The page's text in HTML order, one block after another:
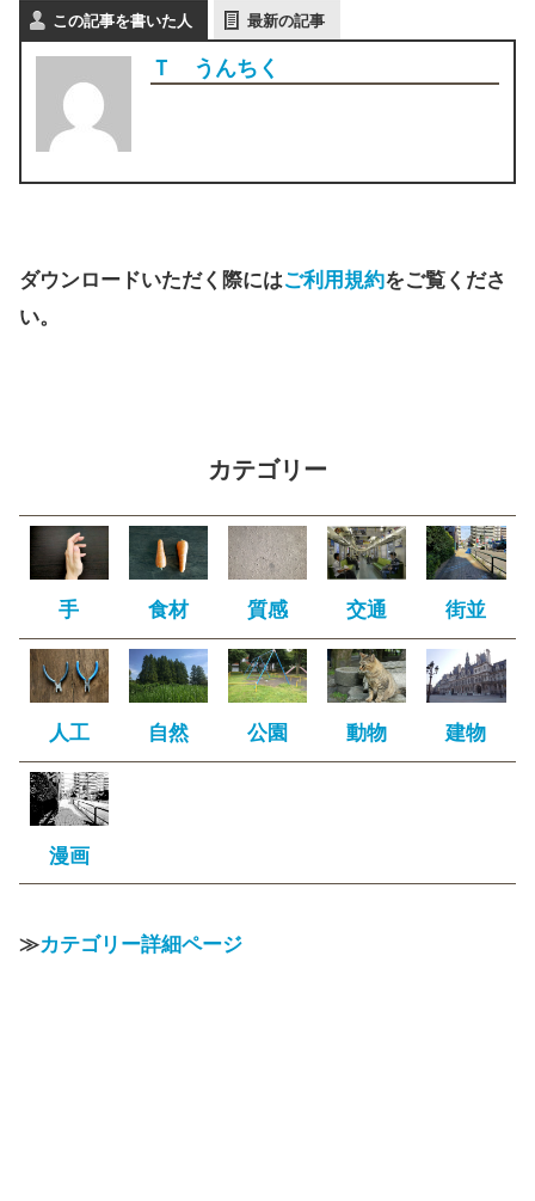
この記事を書いた人 最新の記事
Ｔ うんちく
ダウンロードいただく際にはご利用規約をご覧くださ
い。
カテゴリー
手 食材 質感 交通 街並
人工 自然 公園 動物 建物
漫画
≫カテゴリー詳細ページ